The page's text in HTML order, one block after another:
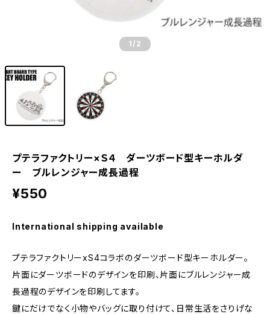
1 /2
プテラファクトリー×Ｓ４ ダーツボード型キーホルダ
ー ブルレンジャー成長過程
¥550
International shipping available
プテラファクトリーxS4コラボのダーツボード型キーホルダー。
片面にダーツボードのデザインを印刷、片面にブルレンジャー成
長過程のデザインを印刷してます。
鍵にだけでなく小物やバッグに取り付けて、日常生活をさりげな